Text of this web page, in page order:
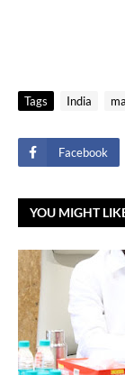
Tags India
Facebook
YOU MIGHT